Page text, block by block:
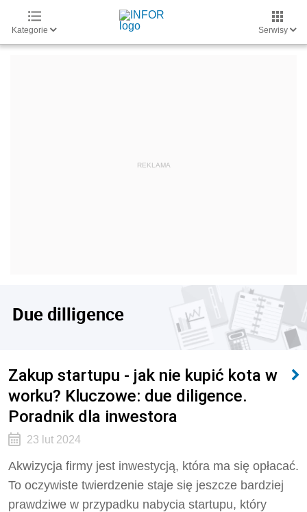
Kategorie Serwisy
Due dilligence
Zakup startupu - jak nie kupić kota w
worku? Kluczowe: due diligence.
Poradnik dla inwestora
23 lut 2024
Akwizycja firmy jest inwestycją, która ma się opłacać.
To oczywiste twierdzenie staje się jeszcze bardziej
prawdziwe w przypadku nabycia startupu, który